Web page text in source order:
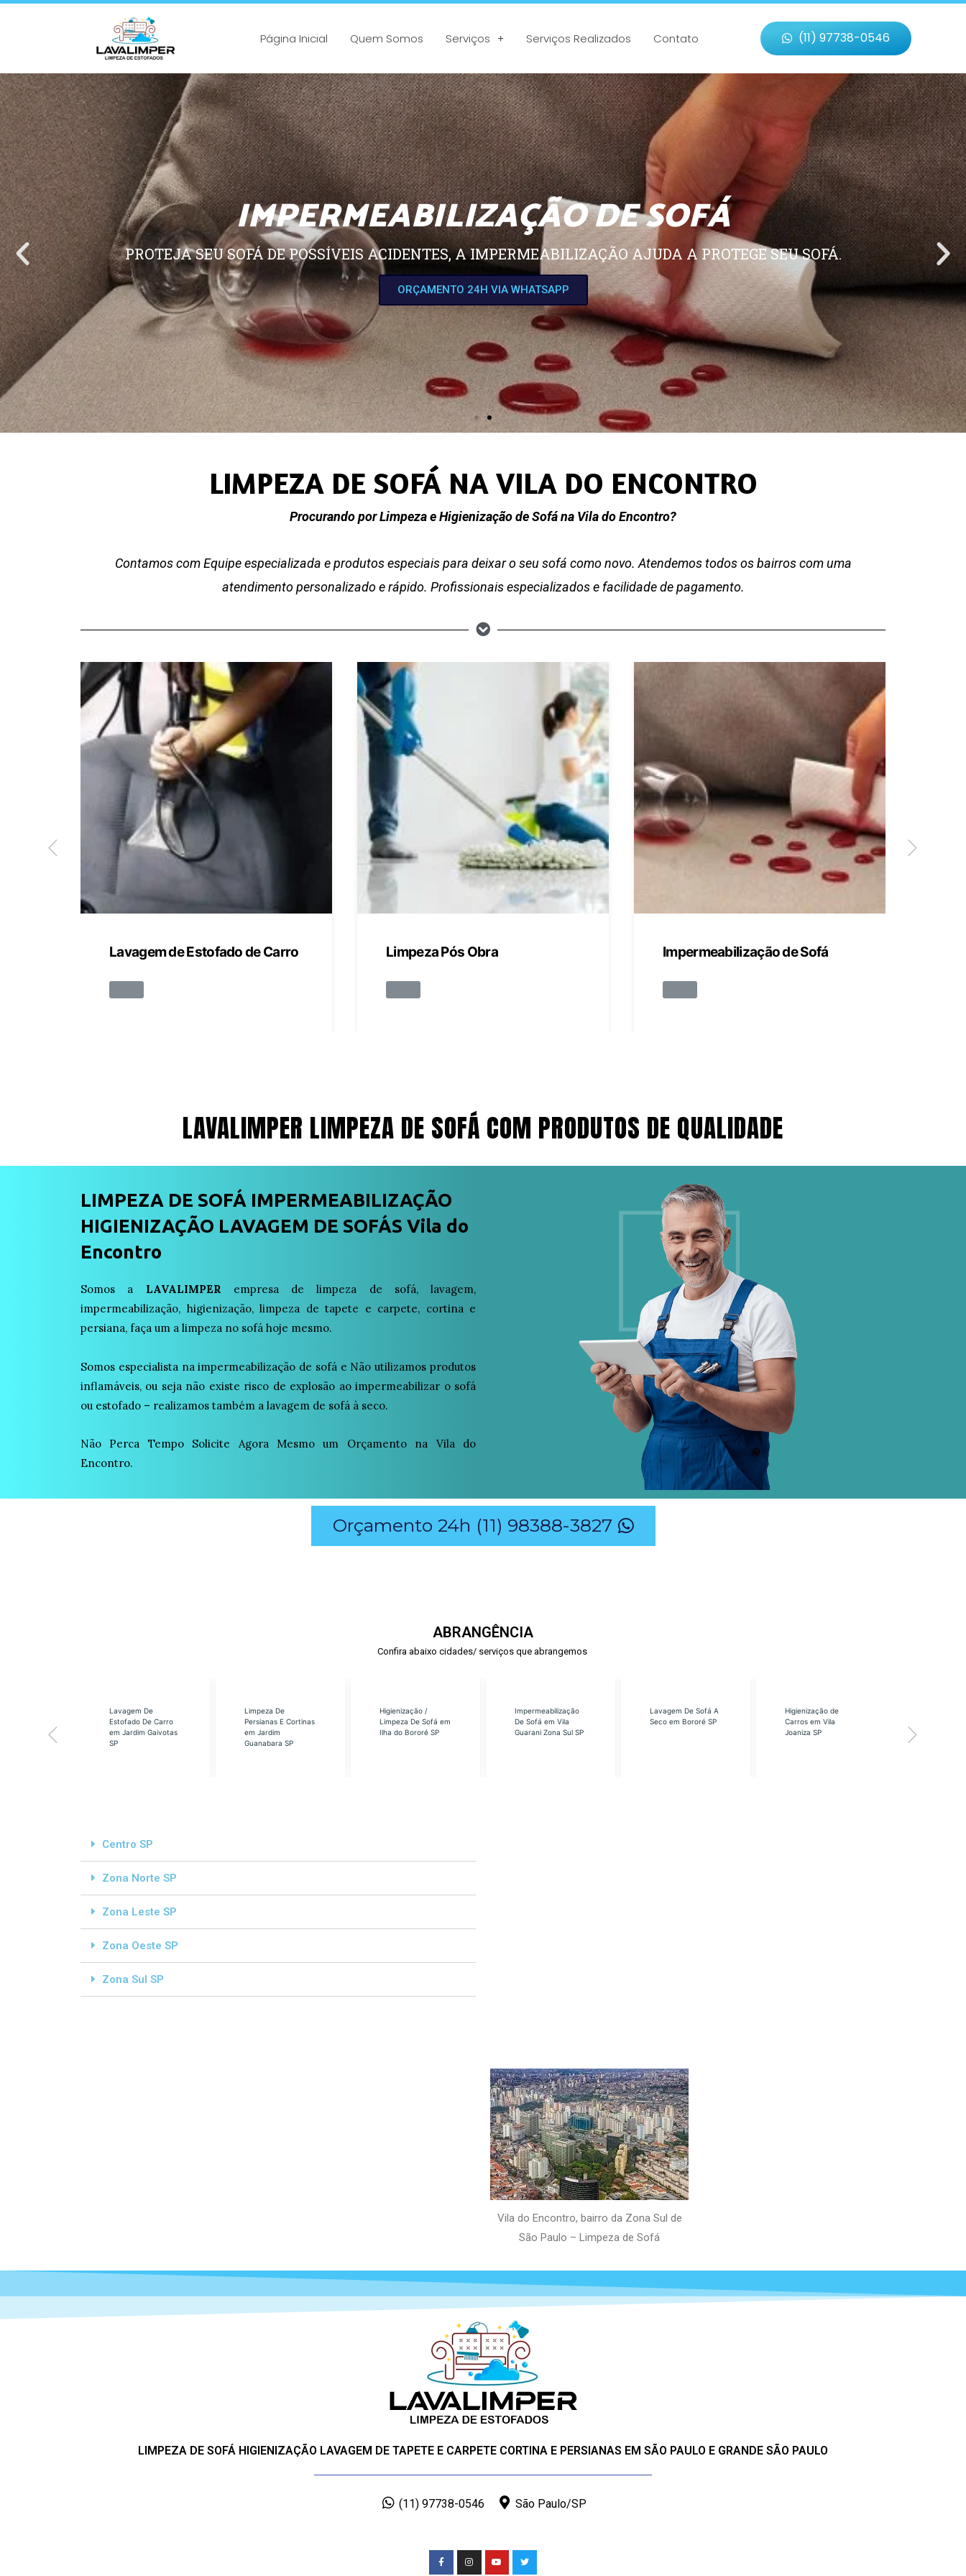
Página Inicial Quem Somos Serviços Serviços Realizados Contato (11) 97738-0546
IMPERMEABILIZAÇÃO DE SOFÁ
PROTEJA SEU SOFÁ DE POSSÍVEIS ACIDENTES, A IMPERMEABILIZAÇÃO AJUDA A PROTEGE SEU SOFÁ.
ORÇAMENTO 24H VIA WHATSAPP
LIMPEZA DE SOFÁ NA VILA DO ENCONTRO
Procurando por Limpeza e Higienização de Sofá na Vila do Encontro?
Contamos com Equipe especializada e produtos especiais para deixar o seu sofá como novo. Atendemos todos os bairros com uma
atendimento personalizado e rápido. Profissionais especializados e facilidade de pagamento.
Lavagem de Estofado de Carro Limpeza Pós Obra Impermeabilização de Sofá
LAVALIMPER LIMPEZA DE SOFÁ COM PRODUTOS DE QUALIDADE
LIMPEZA DE SOFÁ IMPERMEABILIZAÇÃO
HIGIENIZAÇÃO LAVAGEM DE SOFÁS Vila do
Encontro
Somos a LAVALIMPER empresa de limpeza de sofá, lavagem,
impermeabilização, higienização, limpeza de tapete e carpete, cortina e
persiana, faça um a limpeza no sofá hoje mesmo.
Somos especialista na impermeabilização de sofá e Não utilizamos produtos
inflamáveis, ou seja não existe risco de explosão ao impermeabilizar o sofá
ou estofado – realizamos também a lavagem de sofá à seco.
Não Perca Tempo Solicite Agora Mesmo um Orçamento na Vila do
Encontro.
Orçamento 24h (11) 98388-3827
ABRANGÊNCIA
Confira abaixo cidades/ serviços que abrangemos
Lavagem De
Estofado De Carro
em Jardim Gaivotas
SP
Limpeza De
Persianas E Cortinas
em Jardim
Guanabara SP
Higienização /
Limpeza De Sofá em
Ilha do Bororé SP
Impermeabilização
De Sofá em Vila
Guarani Zona Sul SP
Lavagem De Sofá A
Seco em Bororé SP
Higienização de
Carros em Vila
Joaniza SP
Centro SP
Zona Norte SP
Zona Leste SP
Zona Oeste SP
Zona Sul SP
Vila do Encontro, bairro da Zona Sul de
São Paulo – Limpeza de Sofá
LIMPEZA DE SOFÁ HIGIENIZAÇÃO LAVAGEM DE TAPETE E CARPETE CORTINA E PERSIANAS EM SÃO PAULO E GRANDE SÃO PAULO
(11) 97738-0546 São Paulo/SP